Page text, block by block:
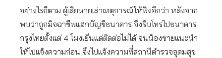
อย่างไรก็ตาม ผู้เสียหายเล่าเหตุการณ์ให้ฟังอีกว่า หลังจาก
พบว่าถูกมิจฉาชีพแฮกบัญชีธนาคาร จึงรีบโทรไปธนาคาร
กรุงไทยตั้งแต่ 4 โมงเย็นแต่ติดต่อไม่ได้ จนน้องชายแนะนำ
ให้ไปแจ้งความก่อน จึงไปแจ้งความที่สถานีตำรวจอุดมสุข